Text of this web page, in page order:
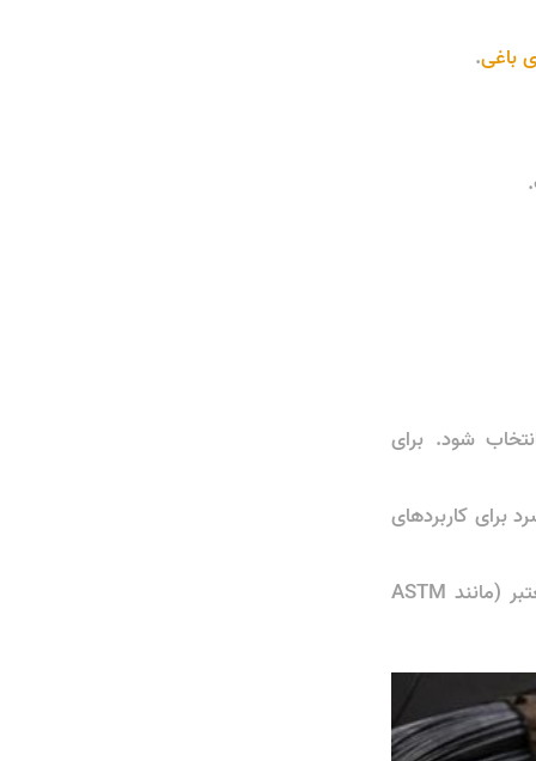
باغی.
شود. برای
برای کاربردهای
استانداردهای کیفی: اطمینان از انطباق مفتول با استانداردهای ملی و بین‌المللی معتبر (مانند ASTM